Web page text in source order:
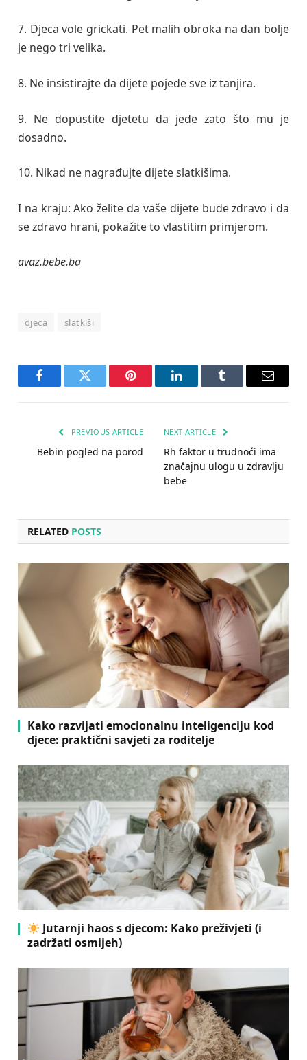
7. Djeca vole grickati. Pet malih obroka na dan bolje
je nego tri velika.
8. Ne insistirajte da dijete pojede sve iz tanjira.
9. Ne dopustite djetetu da jede zato što mu je
dosadno.
10. Nikad ne nagrađujte dijete slatkišima.
I na kraju: Ako želite da vaše dijete bude zdravo i da
se zdravo hrani, pokažite to vlastitim primjerom.
avaz.bebe.ba
djeca slatkiši
FacebookTwitter Pinterest LinkedInTumblr Email
PREVIOUS ARTICLE
Bebin pogled na porod
NEXT ARTICLE
Rh faktor u trudnoći ima
značajnu ulogu u zdravlju
bebe
RELATED POSTS
Kako razvijati emocionalnu inteligenciju kod
djece: praktični savjeti za roditelje
Jutarnji haos s djecom: Kako preživjeti (i
zadržati osmijeh)